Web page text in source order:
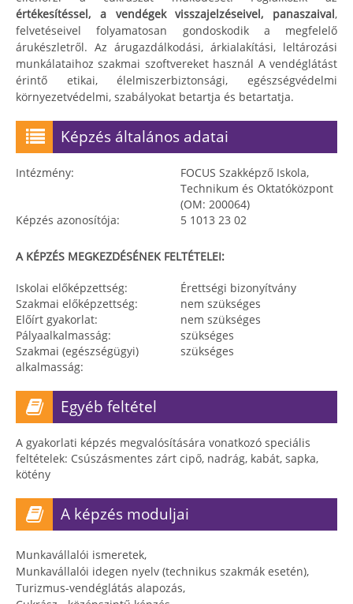
értékesítéssel, a vendégek visszajelzéseivel, panaszaival,
felvetéseivel folyamatosan gondoskodik a megfelelő
árukészletről. Az árugazdálkodási, árkialakítási, leltározási
munkálataihoz szakmai szoftvereket használ A vendéglátást
érintő etikai, élelmiszerbiztonsági, egészségvédelmi
környezetvédelmi, szabályokat betartja és betartatja.
Képzés általános adatai
Intézmény:
FOCUS Szakképző Iskola,
Technikum és Oktatóközpont
(OM: 200064)
Képzés azonosítója:
5 1013 23 02
A KÉPZÉS MEGKEZDÉSÉNEK FELTÉTELEI:
Iskolai előképzettség:
Érettségi bizonyítvány
Szakmai előképzettség:
nem szükséges
Előírt gyakorlat:
nem szükséges
Pályaalkalmasság:
szükséges
Szakmai (egészségügyi)
alkalmasság:
szükséges
Egyéb feltétel
A gyakorlati képzés megvalósítására vonatkozó speciális
feltételek: Csúszásmentes zárt cipő, nadrág, kabát, sapka,
kötény
A képzés moduljai
Munkavállalói ismeretek,
Munkavállalói idegen nyelv (technikus szakmák esetén),
Turizmus-vendéglátás alapozás,